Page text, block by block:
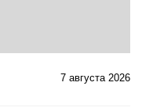
7 августа 2026